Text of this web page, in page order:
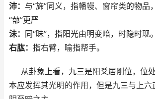
沛： 与“旆”同义，指幡幔、窗帘类的物品
“蔀”更严
沬： 同“昧”，指阳光由明变暗，时隐时现。
右肱： 指右臂，喻指帮手。
从卦象上看，九三是阳爻居刚位，位
本应发挥其光明的作用，但是九三与上六